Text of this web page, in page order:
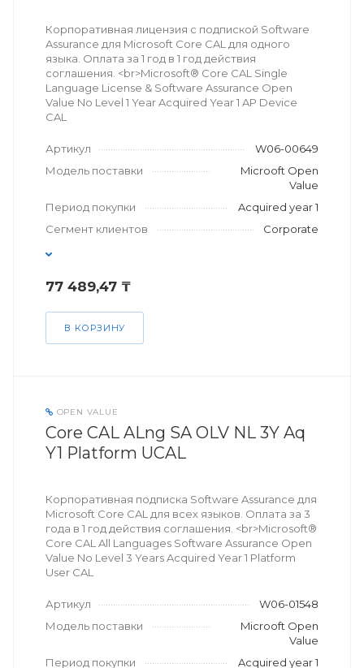
Корпоративная лицензия с подпиской Software
Assurance для Microsoft Core CAL для одного
языка. Оплата за 1 год в 1 год действия
соглашения. <br>Microsoft® Core CAL Single
Language License & Software Assurance Open
Value No Level 1 Year Acquired Year 1 AP Device
CAL
Артикул
W06-00649
Модель поставки
Microoft Open
Value
Период покупки
Acquired year 1
Сегмент клиентов
Corporate
77 489,47 ₸
В КОРЗИНУ
OPEN VALUE
Core CAL ALng SA OLV NL 3Y Aq
Y1 Platform UCAL
Корпоративная подписка Software Assurance для
Microsoft Core CAL для всех языков. Оплата за 3
года в 1 год действия соглашения. <br>Microsoft®
Core CAL All Languages Software Assurance Open
Value No Level 3 Years Acquired Year 1 Platform
User CAL
Артикул
W06-01548
Модель поставки
Microoft Open
Value
Период покупки
Acquired year 1